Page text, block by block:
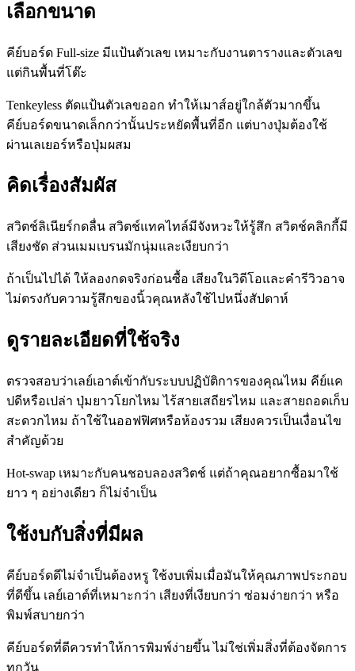
เลือกขนาด
คีย์บอร์ด Full-size มีแป้นตัวเลข เหมาะกับงานตารางและตัวเลข
แต่กินพื้นที่โต๊ะ
Tenkeyless ตัดแป้นตัวเลขออก ทำให้เมาส์อยู่ใกล้ตัวมากขึ้น
คีย์บอร์ดขนาดเล็กกว่านั้นประหยัดพื้นที่อีก แต่บางปุ่มต้องใช้
ผ่านเลเยอร์หรือปุ่มผสม
คิดเรื่องสัมผัส
สวิตช์ลิเนียร์กดลื่น สวิตช์แทคไทล์มีจังหวะให้รู้สึก สวิตช์คลิกกี้มี
เสียงชัด ส่วนเมมเบรนมักนุ่มและเงียบกว่า
ถ้าเป็นไปได้ ให้ลองกดจริงก่อนซื้อ เสียงในวิดีโอและคำรีวิวอาจ
ไม่ตรงกับความรู้สึกของนิ้วคุณหลังใช้ไปหนึ่งสัปดาห์
ดูรายละเอียดที่ใช้จริง
ตรวจสอบว่าเลย์เอาต์เข้ากับระบบปฏิบัติการของคุณไหม คีย์แค
ปดีหรือเปล่า ปุ่มยาวโยกไหม ไร้สายเสถียรไหม และสายถอดเก็บ
สะดวกไหม ถ้าใช้ในออฟฟิศหรือห้องรวม เสียงควรเป็นเงื่อนไข
สำคัญด้วย
Hot-swap เหมาะกับคนชอบลองสวิตช์ แต่ถ้าคุณอยากซื้อมาใช้
ยาว ๆ อย่างเดียว ก็ไม่จำเป็น
ใช้งบกับสิ่งที่มีผล
คีย์บอร์ดดีไม่จำเป็นต้องหรู ใช้งบเพิ่มเมื่อมันให้คุณภาพประกอบ
ที่ดีขึ้น เลย์เอาต์ที่เหมาะกว่า เสียงที่เงียบกว่า ซ่อมง่ายกว่า หรือ
พิมพ์สบายกว่า
คีย์บอร์ดที่ดีควรทำให้การพิมพ์ง่ายขึ้น ไม่ใช่เพิ่มสิ่งที่ต้องจัดการ
ทุกวัน